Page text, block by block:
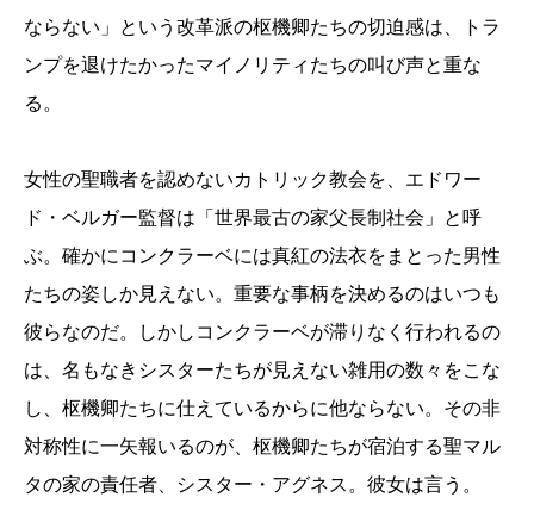
ならない」という改革派の枢機卿たちの切迫感は、トラ
ンプを退けたかったマイノリティたちの叫び声と重な
る。
女性の聖職者を認めないカトリック教会を、エドワー
ド・ベルガー監督は「世界最古の家父長制社会」と呼
ぶ。確かにコンクラーベには真紅の法衣をまとった男性
たちの姿しか見えない。重要な事柄を決めるのはいつも
彼らなのだ。しかしコンクラーベが滞りなく行われるの
は、名もなきシスターたちが見えない雑用の数々をこな
し、枢機卿たちに仕えているからに他ならない。その非
対称性に一矢報いるのが、枢機卿たちが宿泊する聖マル
タの家の責任者、シスター・アグネス。彼女は言う。